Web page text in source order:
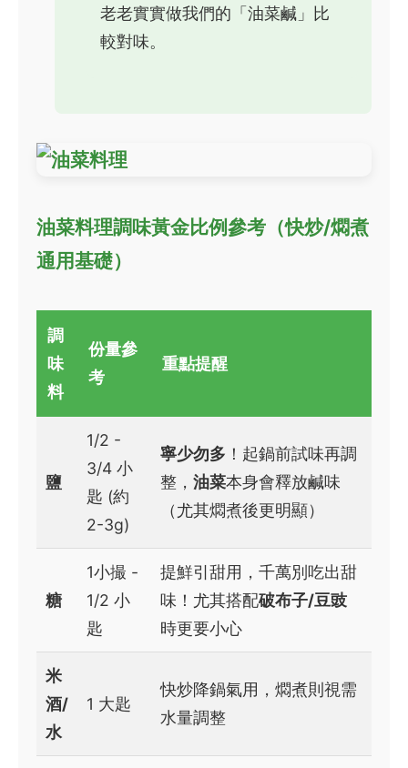
老老實實做我們的「油菜鹹」比
較對味。
油菜料理調味黃金比例參考（快炒/燜煮
通用基礎）
調
味
料
份量參
考
重點提醒
鹽
1/2 -
3/4 小
匙 (約
2-3g)
寧少勿多 ！起鍋前試味再調
整， 油菜本身會釋放鹹味
（尤其燜煮後更明顯）
糖
1小撮 -
1/2 小
匙
提鮮引甜用，千萬別吃出甜
味！尤其搭配破布子/豆豉
時更要小心
米
酒/
水
1 大匙
快炒降鍋氣用，燜煮則視需
水量調整